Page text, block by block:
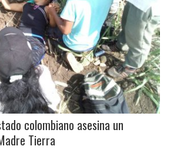
colombiano asesina un
Tierra